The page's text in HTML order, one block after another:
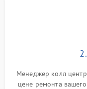
Менеджер колл
цене ремонта